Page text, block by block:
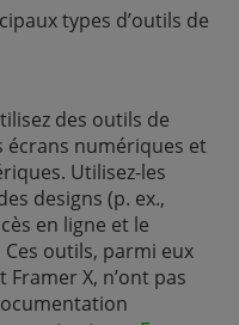
types d’outils de
des outils de
numériques et
Utilisez-les
designs (p. ex.,
en ligne et le
outils, parmi eux
Framer X, n’ont pas